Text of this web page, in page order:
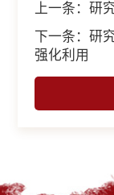
上一条： 研
下一条： 研
强化利用